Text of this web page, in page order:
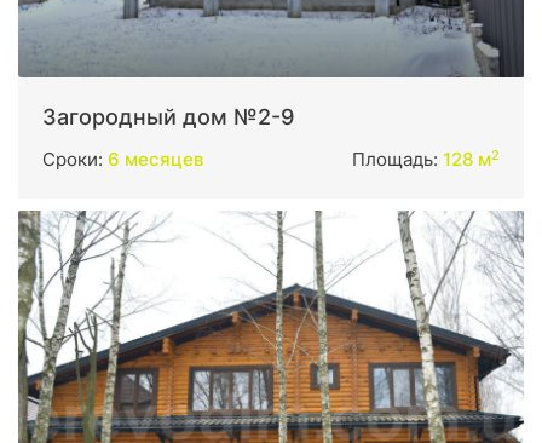
Загородный дом №2-9
Сроки: 6 месяцев Площадь: 128 м2